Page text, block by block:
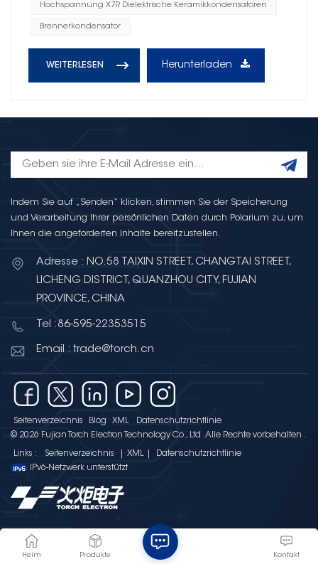
Hochspannung X7R Dielektrische Keramikkondensatoren
Brennerkondensator
WEITERLESEN Herunterladen
Indem Sie auf „Senden“ klicken, stimmen Sie der Speicherung
und Verarbeitung Ihrer persönlichen Daten durch Polarium zu, um
Ihnen die angeforderten Inhalte bereitzustellen.
Adresse : NO.58 TAIXIN STREET, CHANGTAI STREET,
LICHENG DISTRICT, QUANZHOU CITY, FUJIAN
PROVINCE, CHINA
Tel :86-595-22353515
Email : trade@torch.cn
Seitenverzeichnis Blog XML
Datenschutzrichtlinie
© 2026 Fujian Torch Electron Technology Co., Ltd .Alle Rechte vorbehalten .
Links : Seitenverzeichnis XML
Datenschutzrichtlinie
IPv6-Netzwerk unterstützt
Heim Produkte Kontakt